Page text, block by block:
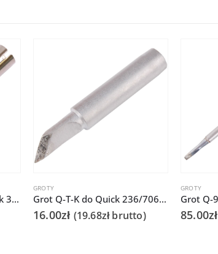
Grot 911G-30DV1 do Quick 378C
GROTY
Grot Q-T-K do Quick 236/706/936A/3104/3102/TS1100
16.00zł (19.68złbrutto)
GROTY
85.00zł